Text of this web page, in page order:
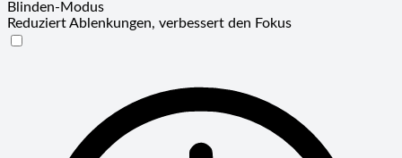
Blinden-Modus
Reduziert Ablenkungen, verbessert den Fokus